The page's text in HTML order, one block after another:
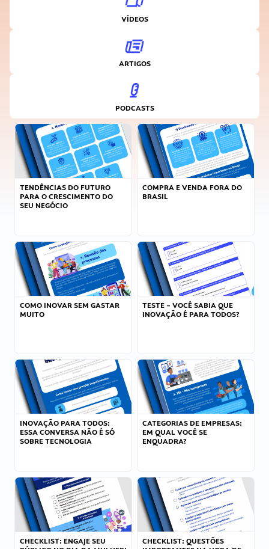
VÍDEOS
ARTIGOS
PODCASTS
TENDÊNCIAS DO FUTURO
PARA O CRESCIMENTO DO
SEU NEGÓCIO
COMPRA E VENDA FORA DO
BRASIL
COMO INOVAR SEM GASTAR
MUITO
TESTE – VOCÊ SABIA QUE
INOVAÇÃO É PARA TODOS?
INOVAÇÃO PARA TODOS:
ESSA CONVERSA NÃO É SÓ
SOBRE TECNOLOGIA
CATEGORIAS DE EMPRESAS:
EM QUAL VOCÊ SE
ENQUADRA?
CHECKLIST: ENGAJE SEU
CHECKLIST: QUESTÕES